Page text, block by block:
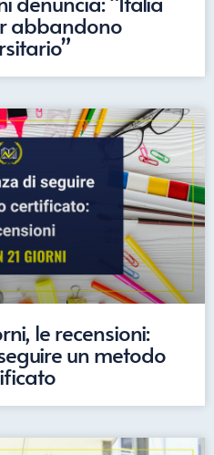
abbandono
le recensioni:
un metodo